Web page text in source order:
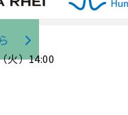
火）14:00